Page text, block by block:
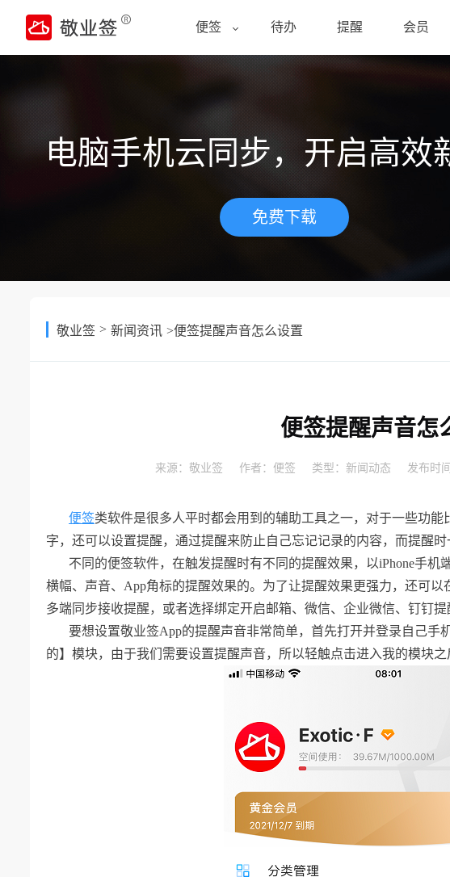
便签 待办 提醒 会员
电脑手机云同步，开启高效
免费下载
敬业签 > 新闻资讯 >便签提醒声音怎么设置
便签提醒声音怎
来源： 敬业签 作者： 便签 类型： 新闻动态 发布时
便签类软件是很多人平时都会用到的辅助工具之一，对于一些功
字，还可以设置提醒，通过提醒来防止自己忘记记录的内容，而提醒
不同的便签软件，在触发提醒时有不同的提醒效果，以iPhone手机
横幅、声音、 App角标的提醒效果的。为了让提醒效果更强力，还可以
多端同步接收提醒，或者选择绑定开启邮箱、微信、企业微信、钉钉
要想设置敬业签App的提醒声音非常简单，首先打开并登录自己手
的】模块，由于我们需要设置提醒声音，所以轻触点击进入我的模块之